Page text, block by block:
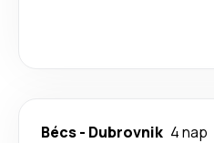
Bécs- Dubrovnik 4 nap